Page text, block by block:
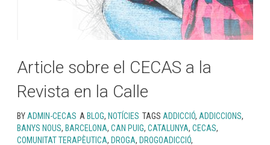
Article sobre el CECAS a la
Revista en la Calle
BY ADMIN-CECAS A BLOG, NOTÍCIES TAGS ADDICCIÓ, ADDICCIONS,
BANYS NOUS, BARCELONA, CAN PUIG, CATALUNYA, CECAS,
COMUNITAT TERAPÈUTICA, DROGA, DROGOADICCIÓ,